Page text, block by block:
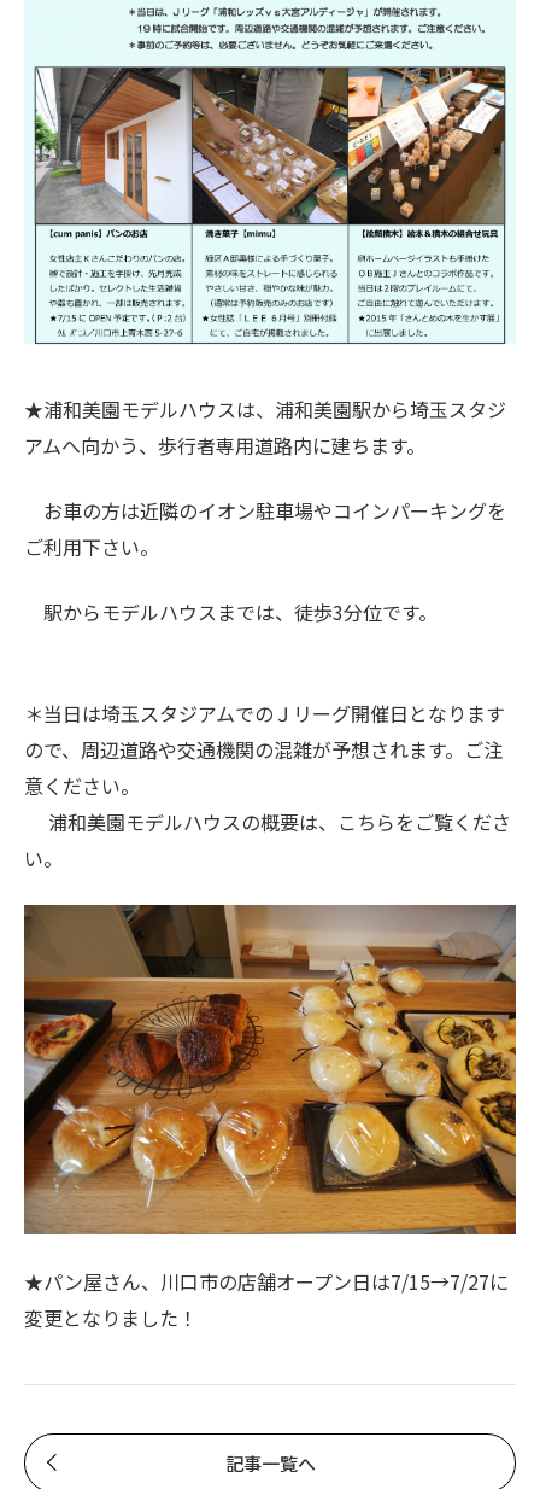
★浦和美園モデルハウスは、浦和美園駅から埼玉スタジ
アムへ向かう、歩行者専用道路内に建ちます。
お車の方は近隣のイオン駐車場やコインパーキングを
ご利用下さい。
駅からモデルハウスまでは、徒歩3分位です。
＊当日は埼玉スタジアムでのＪリーグ開催日となります
ので、周辺道路や交通機関の混雑が予想されます。ご注
意ください。
浦和美園モデルハウスの概要は、 こちらをご覧くださ
い。
★パン屋さん、川口市の店舗オープン日は7/15→7/27に
変更となりました！
記事一覧へ